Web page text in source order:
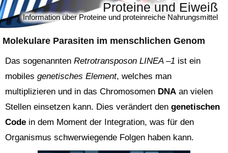
Molekulare Parasiten im menschlichen Genom
Proteine und Eiweiß
Information über Proteine und proteinreiche Nahrungsmittel
Das sogenannten Retrotransposon LINEA –1 ist ein
mobiles genetisches Element, welches man
multiplizieren und in das Chromosomen DNA an vielen
Stellen einsetzen kann. Dies verändert den genetischen
Code in dem Moment der Integration, was für den
Organismus schwerwiegende Folgen haben kann.